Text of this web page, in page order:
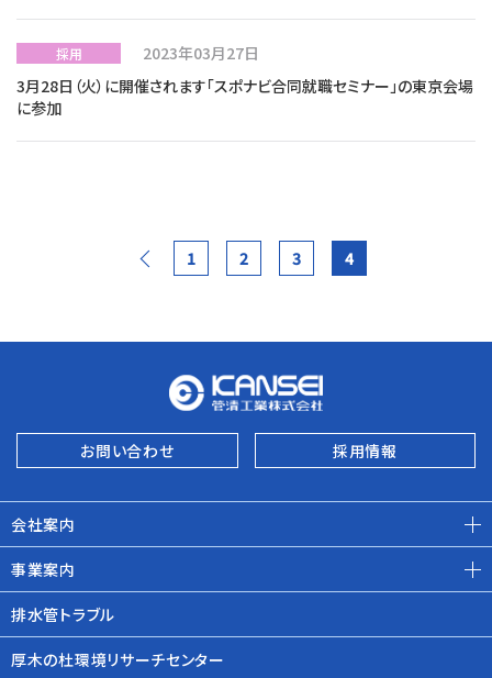
採用
2023年03月27日
3月28日（火）に開催されます「スポナビ合同就職セミナー」の東京会場
に参加
1 2 3 4
お問い合わせ 採用情報
会社案内
事業案内
排水管トラブル
厚木の杜環境リサーチセンター